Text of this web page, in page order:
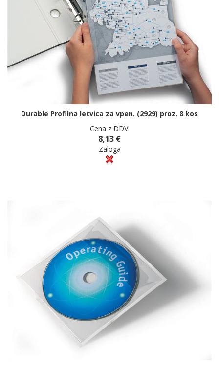
Durable Profilna letvica za vpen. (2929) proz. 8 kos
Cena z DDV:
8,13 €
Zaloga